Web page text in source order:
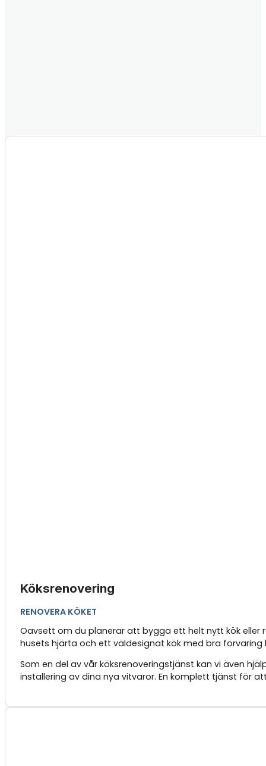
Köksrenovering
RENOVERA KÖKET
Oavsett om du planerar att bygga ett helt nytt kök eller
husets hjärta och ett väldesignat kök med bra
Som en del av vår köksrenoveringstjänst kan vi även
installering av dina nya vitvaror. En komplett tjänst för